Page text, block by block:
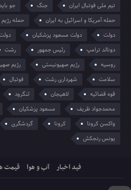
تیم ملی فوتبال ایران
جنگ جو
حمله آمریکا و اسرائیل به ایران
حمله
دولت
دولت مسعود پزشکیان
دونالد ترامپ
رئیس جمهور رشت
روسیه
رژیم صهیونیستی
رژیم
سلامت
شهرداری رشت فوتبال
قوه قضائیه
لاهیجان لنگرود
محمدجواد ظریف
مسعود پزشکیان
واکسن کرونا
کرونا گردشگری
یونس رنجکش
فید اخبار آب و هوا قیمت